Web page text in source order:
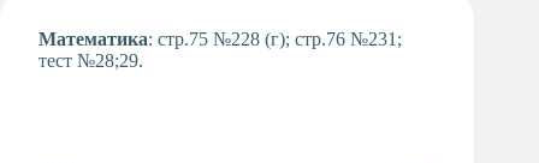
студия
Математика: стр.75 №228 (г); стр.76 №231;
тест №28;29.